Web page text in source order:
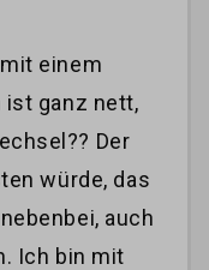
einem
ist ganz nett,
Der
würde, das
auch
Ich bin mit